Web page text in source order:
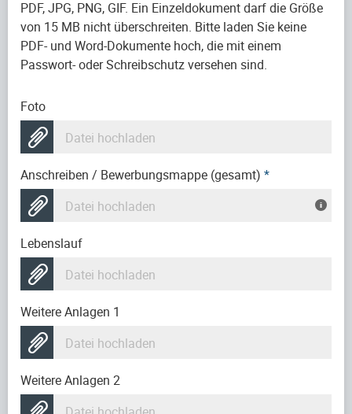
PDF, JPG, PNG, GIF. Ein Einzeldokument darf die Größe
von 15 MB nicht überschreiten. Bitte laden Sie keine
PDF- und Word-Dokumente hoch, die mit einem
Passwort- oder Schreibschutz versehen sind.
Foto
Datei hochladen
Anschreiben / Bewerbungsmappe (gesamt) *
Datei hochladen
Lebenslauf
Datei hochladen
Weitere Anlagen 1
Datei hochladen
Weitere Anlagen 2